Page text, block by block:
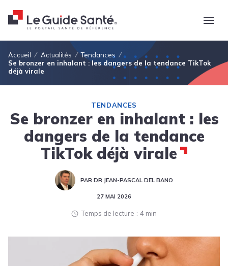
Fil d'Ariane
Accueil Actualités
Tendances
Se bronzer en inhalant : les dangers de la tendance TikTok
déjà virale
TENDANCES
Se bronzer en inhalant : les
dangers de la tendance
TikTok déjà virale
PAR DR JEAN-PASCAL DEL BANO
27 MAI 2026
Temps de lecture 4 min